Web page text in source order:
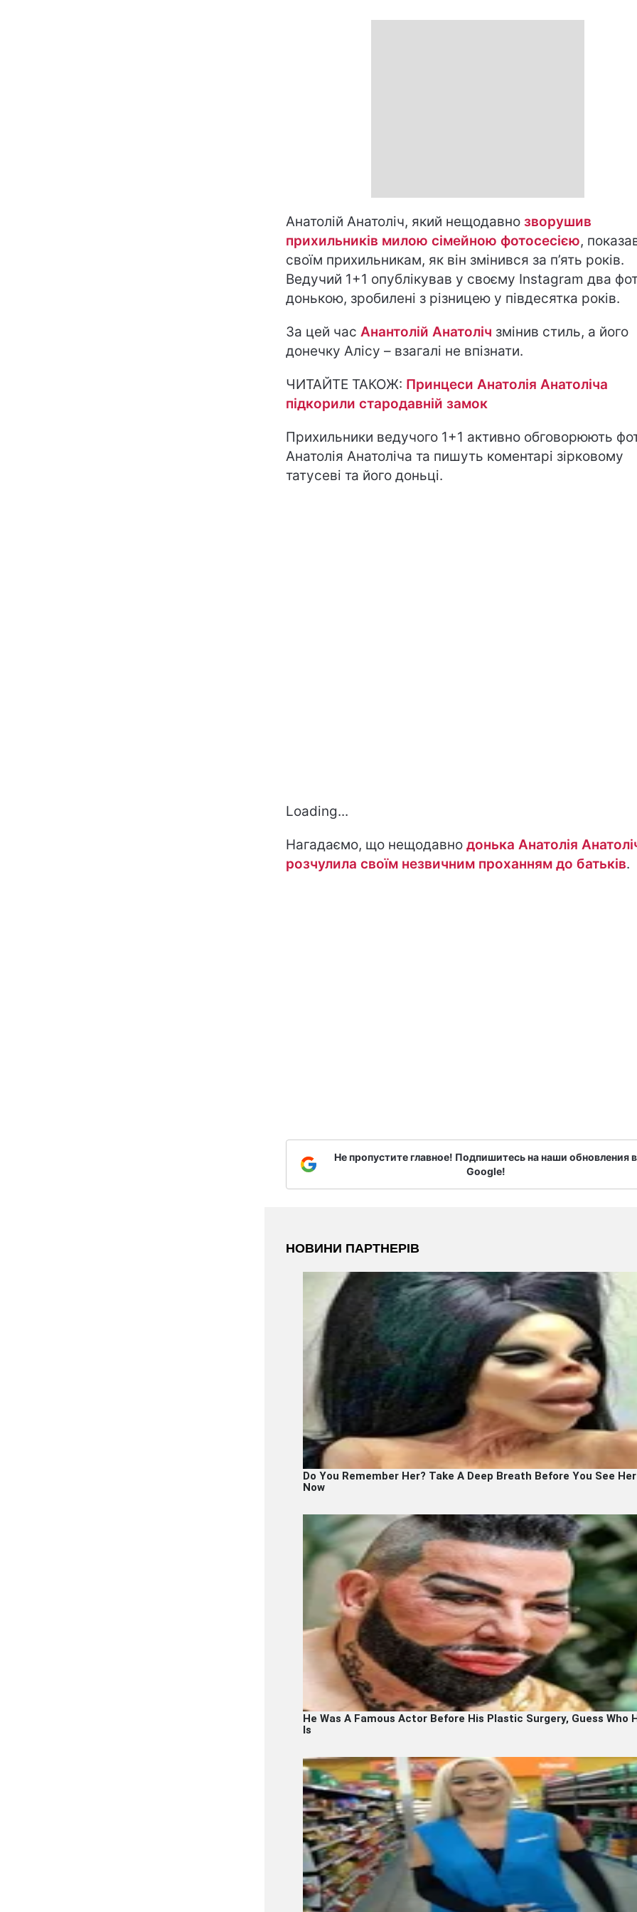
Анатолій Анатоліч, який нещодавно зворушив
прихильників милою сімейною фотосесією,
своїм прихильникам, як він змінився за п’ять років.
Ведучий 1+1 опублікував у своєму Instagram два
донькою, зробилені з різницею у півдесятка років.
За цей час Анантолій Анатоліч змінив стиль, а його
донечку Алісу – взагалі не впізнати.
ЧИТАЙТЕ ТАКОЖ: Принцеси Анатолія Анатоліча
підкорили стародавній замок
Прихильники ведучого 1+1 активно обговорюють
Анатолія Анатоліча та пишуть коментарі зірковому
татусеві та його доньці.
Loading...
Нагадаємо, що нещодавно донька Анатолія
розчулила своїм незвичним проханням до батьків.
Не пропустите главное! Подпишитесь на наши обновления в
Google!